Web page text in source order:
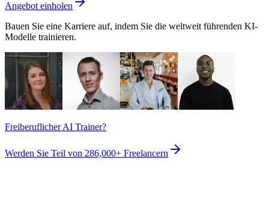
Angebot einholen
Bauen Sie eine Karriere auf, indem Sie die weltweit führenden KI-
Modelle trainieren.
Freiberuflicher AI Trainer?
Werden Sie Teil von 286,000+ Freelancern